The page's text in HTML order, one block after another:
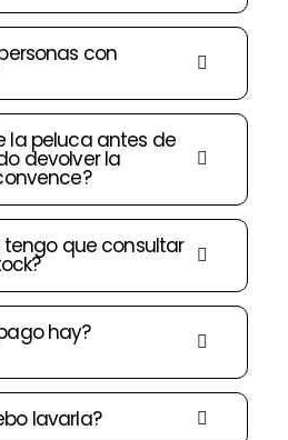
con
la peluca antes de
devolver la
tengo que consultar
hay?
lavarla?